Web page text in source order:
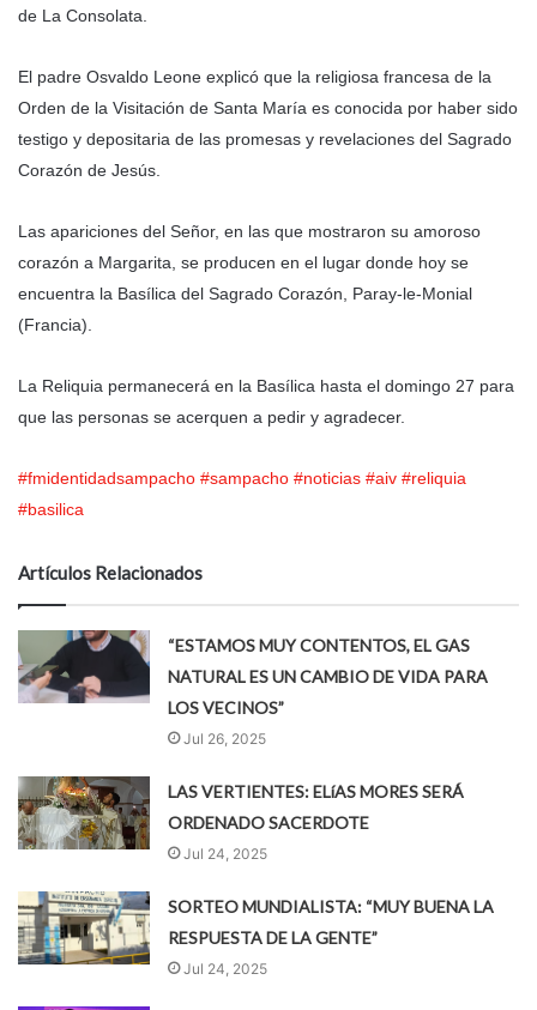
de La Consolata.
El padre Osvaldo Leone explicó que la religiosa francesa de la
Orden de la Visitación de Santa María es conocida por haber sido
testigo y depositaria de las promesas y revelaciones del Sagrado
Corazón de Jesús.
Las apariciones del Señor, en las que mostraron su amoroso
corazón a Margarita, se producen en el lugar donde hoy se
encuentra la Basílica del Sagrado Corazón, Paray-le-Monial
(Francia).
La Reliquia permanecerá en la Basílica hasta el domingo 27 para
que las personas se acerquen a pedir y agradecer.
#fmidentidadsampacho #sampacho #noticias #aiv #reliquia
#basilica
Artículos Relacionados
“ESTAMOS MUY CONTENTOS, EL GAS
NATURAL ES UN CAMBIO DE VIDA PARA
LOS VECINOS”
Jul 26, 2025
LAS VERTIENTES: ELíAS MORES SERÁ
ORDENADO SACERDOTE
Jul 24, 2025
SORTEO MUNDIALISTA: “MUY BUENA LA
RESPUESTA DE LA GENTE”
Jul 24, 2025